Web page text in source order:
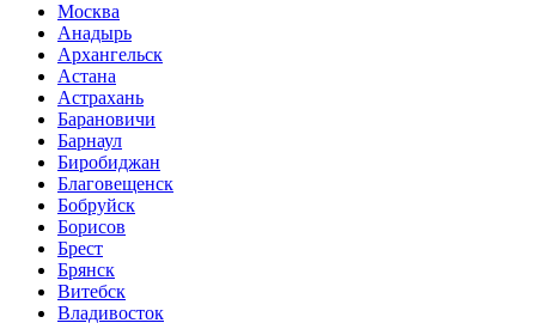
Москва
Анадырь
Архангельск
Астана
Астрахань
Барановичи
Барнаул
Биробиджан
Благовещенск
Бобруйск
Борисов
Брест
Брянск
Витебск
Владивосток